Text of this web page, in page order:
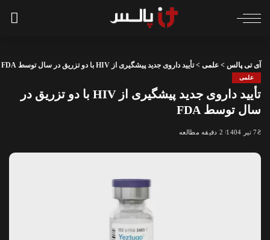
آی تی پالس > علمی >تأیید داروی جدید پیشگیری از HIV با دو تزریق در سال توسط FDA
علمی
تأیید داروی جدید پیشگیری از HIV با دو تزریق در
سال توسط FDA
7 تیر 1404 2 دقیقه مطالعه